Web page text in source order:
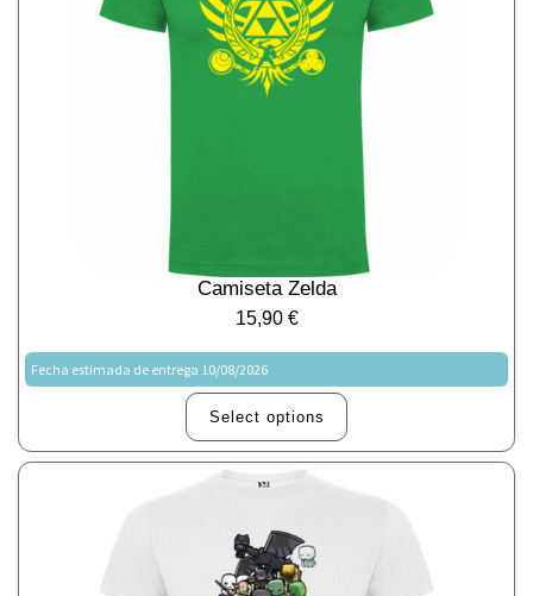
Camiseta Zelda
15,90 €
Fecha estimada de entrega 10/08/2026
Select options